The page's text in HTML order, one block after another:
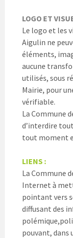
LOGO ET
Le logo et les
Aigulin ne
éléments,
aucune
utilisés, sous
Mairie, pour
vérifiable.
La Commune
d’interdire
tout moment
LIENS :
La Commune
Internet à
pointant vers
diffusant des
pouvant,